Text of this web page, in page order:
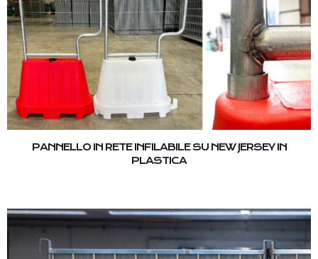
PANNELLO IN RETE INFILABILE SU NEW JERSEY IN
PLASTICA